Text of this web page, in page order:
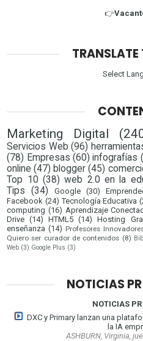
👉
Select
Marketing Digital
Servicios Web (96)
(78) Empresas (60) infografías
online (47) blogger (45)
Top 10 (38) web 2.0 en la
Tips
(34) Google (30)
Facebook (24) Tecnología Educativa
computing (16) Aprendizaje
Drive (14) HTML5 (14) Hosting
enseñanza (14) Profesores
Quiero ser curador de contenidos (8)
Web (3) Google Plus (3)
NOTICIAS
NOTICIAS
DXC y Primary lanzan una
la IA
ASHBURN, Virginia,